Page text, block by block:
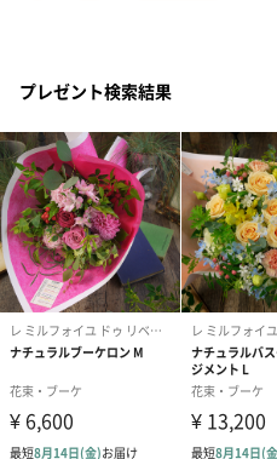
プレゼント検索結果